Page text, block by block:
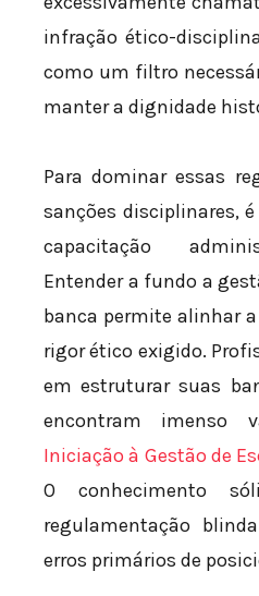
infração ético-
como um filtro
manter a dignidade
Para dominar essas
sanções disciplinares,
capacitação
Entender a fundo a
banca permite alinhar
rigor ético exigido.
em estruturar suas
encontram imenso
Iniciação à Gestão de
O conhecimento
regulamentação
erros primários de